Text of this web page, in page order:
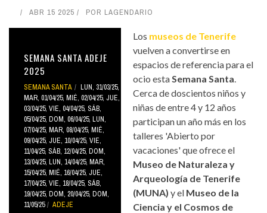
ABR 15 2025 POR LAGENDARIO
SEMANA SANTA ADEJE
2025
SEMANA SANTA LUN, 31/03/25,
MAR, 01/04/25, MIÉ, 02/04/25, JUE,
03/04/25, VIE, 04/04/25, SÁB,
05/04/25, DOM, 06/04/25, LUN,
07/04/25, MAR, 08/04/25, MIÉ,
09/04/25, JUE, 10/04/25, VIE,
11/04/25, SÁB, 12/04/25, DOM,
13/04/25, LUN, 14/04/25, MAR,
15/04/25, MIÉ, 16/04/25, JUE,
17/04/25, VIE, 18/04/25, SÁB,
19/04/25, DOM, 20/04/25, DOM,
11/05/25
ADEJE
Los museos de Tenerife
vuelven a convertirse en
espacios de referencia para el
ocio estaSemana Santa.
Cerca de doscientos niños y
niñas de entre 4 y 12 años
participan un año más en los
talleres 'Abierto por
vacaciones' que ofrece el
Museo de Naturaleza y
Arqueología de Tenerife
(MUNA)y el Museo de la
Ciencia y el Cosmos de